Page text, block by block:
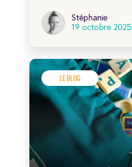
Stéphanie
19 octobre 2025
Le Blog